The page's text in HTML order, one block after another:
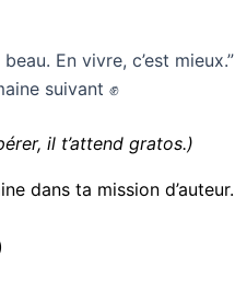
En vivre, c’est mieux.”
suivant ✊
il t’attend gratos.)
dans ta mission d’auteur.